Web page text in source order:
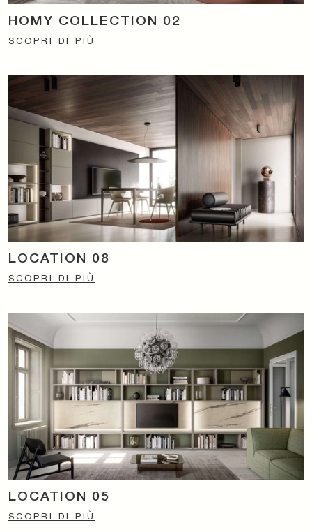
HOMY COLLECTION 02
SCOPRI DI PIÙ
LOCATION 08
SCOPRI DI PIÙ
LOCATION 05
SCOPRI DI PIÙ